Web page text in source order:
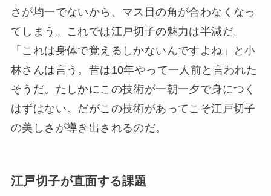
さが均一でないから、マス目の角が合わなくなっ
てしまう。これでは江戸切子の魅力は半減だ。
「これは身体で覚えるしかないんですよね」と小
林さんは言う。昔は10年やって一人前と言われた
そうだ。たしかにこの技術が一朝一夕で身につく
はずはない。だがこの技術があってこそ江戸切子
の美しさが導き出されるのだ。
江戸切子が直面する課題